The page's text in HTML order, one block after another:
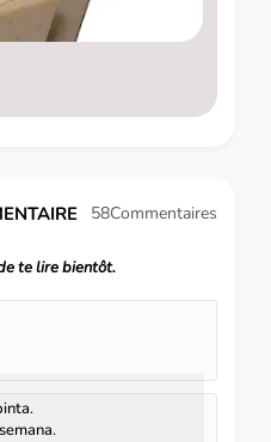
58Commentaires
te lire bientôt.